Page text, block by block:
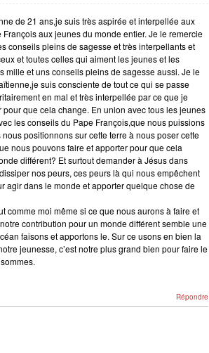
de 21 ans,je suis très aspirée et interpellée aux
aux jeunes du monde entier. Je le remercie
conseils pleins de sagesse et très interpellants et
et toutes celles qui aiment les jeunes et les
mille et uns conseils pleins de sagesse aussi. Je le
suis consciente de tout ce qui se passe
en mal et très interpellée par ce que je
pour que cela change. En union avec tous les jeunes
les conseils du Pape François,que nous puissions
positionnons sur cette terre à nous poser cette
nous pouvons faire et apporter pour que cela
différent? Et surtout demander à Jésus dans
nos peurs, ces peurs là qui nous empêchent
agir dans le monde et apporter quelque chose de
comme moi même si ce que nous aurons à faire et
contribution pour un monde différent semble une
faisons et apportons le. Sur ce usons en bien la
jeunesse, c’est notre plus grand bien pour faire le
Répondre